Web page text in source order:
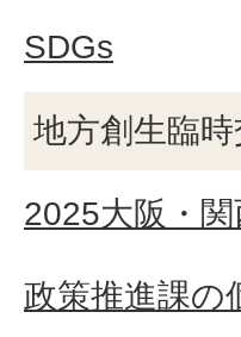
SDGs
地方創生臨
2025大阪・
政策推進課の